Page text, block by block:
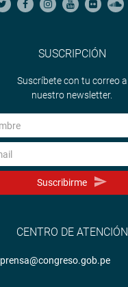
SUSCRIPCIÓN
Suscríbete con tu correo a
nuestro newsletter.
Suscribirme
CENTRO DE ATENCIÓN
prensa@congreso.gob.pe